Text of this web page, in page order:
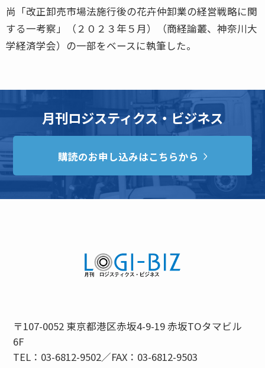
尚「改正卸売市場法施行後の花卉仲卸業の経営戦略に関
する一考察」（２０２３年５月）（商経論叢、神奈川大
学経済学会）の一部をベースに執筆した。
月刊ロジスティクス・ビジネス
購読のお申し込みはこちらから
〒107-0052 東京都港区赤坂4-9-19 赤坂TOタマビル
6F
TEL：03-6812-9502／FAX：03-6812-9503